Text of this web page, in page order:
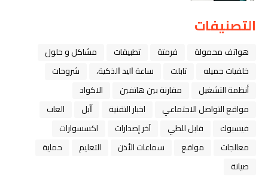
التصنيفات
هواتف محمولة فرمتة تطبيقات
مشاكل و حلول
خلفيات جميله
تابلت ﺳﺎﻋﺔ ﺍﻟﻴﺪ ﺍﻟﺬﻛﻴﺔ،
شروحات
أنظمة التشغيل
مقارنة بين هاتفين
الاكواد
مواقع التواصل الاجتماعي
اخبار التقنية ﺁﺑﻞ
العاب
فيسبوك
قابل للطي آخر إصدارات
اكسسوارات
معالجات
مواقع سماعات الأذن التعليم
حماية
صيانة